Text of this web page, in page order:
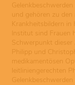
und gehören zu den
Krankheitsbildern
Institut sind Frauen
Schwerpunkt dieser
Philipp und
medikamentösen
leitliniengerechten
Gelenkbeschwerden